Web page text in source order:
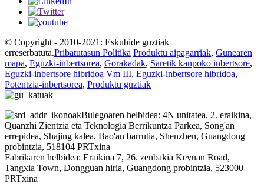
© Copyright - 2010-2021: Eskubide guztiak
erreserbatuta.Pribatutasun Politika Produktu aipagarriak, Gunearen
mapa, Eguzki-inbertsorea, Gorakadak, Saretik kanpoko inbertsore,
Eguzki-inbertsore hibridoa Vm III, Eguzki-inbertsore hibridoa,
Potentzia-inbertsorea, Produktu guztiak
Bulegoaren helbidea: 4N unitatea, 2. eraikina,
Quanzhi Zientzia eta Teknologia Berrikuntza Parkea, Song'an
errepidea, Shajing kalea, Bao'an barrutia, Shenzhen, Guangdong
probintzia, 518104 PRTxina
Fabrikaren helbidea: Eraikina 7, 26. zenbakia Keyuan Road,
Tangxia Town, Dongguan hiria, Guangdong probintzia, 523000
PRTxina